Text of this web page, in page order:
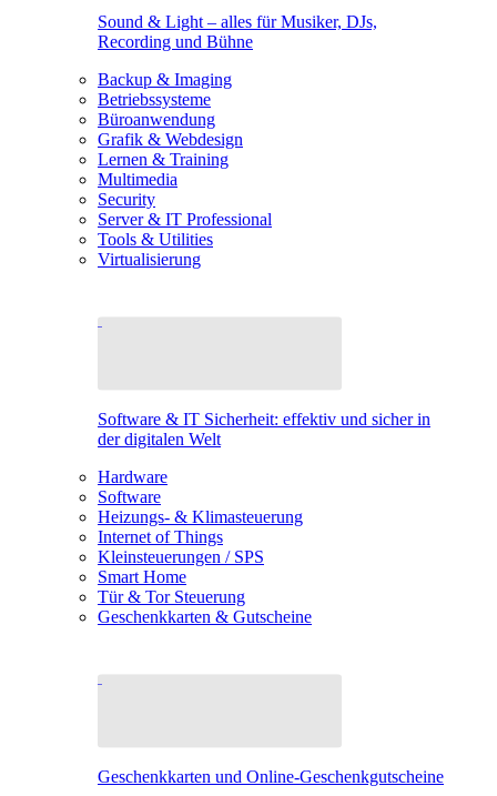
Sound & Light – alles für Musiker, DJs,
Recording und Bühne
Backup & Imaging
Betriebssysteme
Büroanwendung
Grafik & Webdesign
Lernen & Training
Multimedia
Security
Server & IT Professional
Tools & Utilities
Virtualisierung
Software & IT Sicherheit: effektiv und sicher in
der digitalen Welt
Hardware
Software
Heizungs- & Klimasteuerung
Internet of Things
Kleinsteuerungen / SPS
Smart Home
Tür & Tor Steuerung
Geschenkkarten & Gutscheine
Geschenkkarten und Online-Geschenkgutscheine